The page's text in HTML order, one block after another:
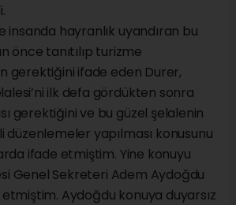
insanda hayranlık uyandıran bu
önce tanıtılıp turizme
gerektiğini ifade eden Durer,
ilk defa gördükten sonra
gerektiğini ve bu güzel şelalenin
düzenlemeler yapılması konusunu
ifade etmiştim. Yine konuyu
Genel Sekreteri Adem Aydoğdu
Aydoğdu konuya duyarsız